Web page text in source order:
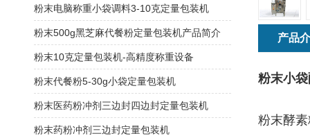
产品
粉末小
粉末酵
粉末电脑称重小袋调料3-10克定量包装机
粉末500g黑芝麻代餐粉定量包装机产品简介
粉末10克定量包装机-高精度称重设备
粉末代餐粉5-30g小袋定量包装机
粉末医药粉冲剂三边封四边封定量包装机
粉末药粉冲剂三边封定量包装机